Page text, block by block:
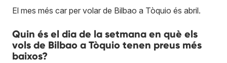
El mes més car per volar de Bilbao a Tòquio és abril.
Quin és el dia de la setmana en què els
vols de Bilbao a Tòquio tenen preus més
baixos?